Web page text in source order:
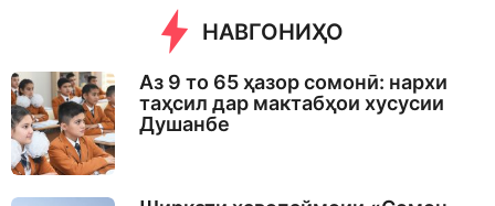
НАВГОНИҲО
Аз 9 то 65 ҳазор сомонӣ: нархи
таҳсил дар мактабҳои хусусии
Душанбе